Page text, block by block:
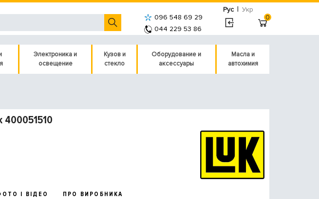
Рус | Укр
096 548 69 29
044 229 53 86
0
Электроника и
освещение
Кузов и
стекло
Оборудование и
аксессуары
Масла и
автохимия
400051510
І ВІДЕО ПРО ВИРОБНИКА